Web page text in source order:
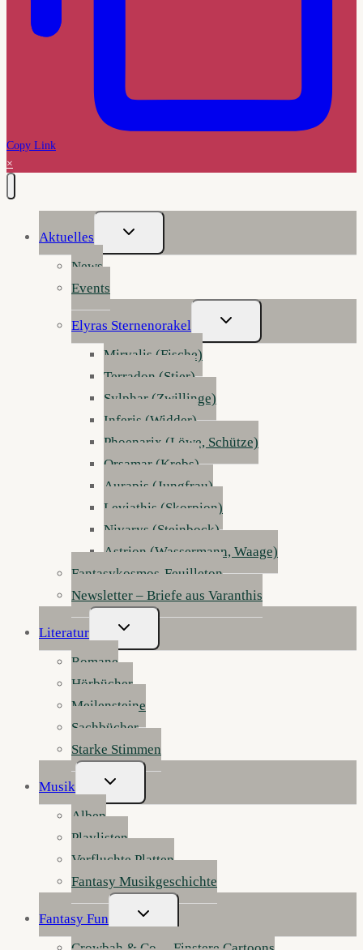
Copy Link
×
Aktuelles
Untermenü
Umschalten
News
Events
Elyras Sternenorakel
Untermenü
Umschalten
Mirvalis (Fische)
Terradon (Stier)
Sylphar (Zwillinge)
Inferis (Widder)
Phoenarix (Löwe, Schütze)
Orsamar (Krebs)
Aurapis (Jungfrau)
Leviathis (Skorpion)
Nivarys (Steinbock)
Astrion (Wassermann, Waage)
Fantasykosmos-Feuilleton
Newsletter – Briefe aus Varanthis
Literatur
Untermenü
Umschalten
Romane
Hörbücher
Meilensteine
Sachbücher
Starke Stimmen
Musik
Untermenü
Umschalten
Alben
Playlisten
Verfluchte Platten
Fantasy Musikgeschichte
Fantasy Fun
Untermenü
Umschalten